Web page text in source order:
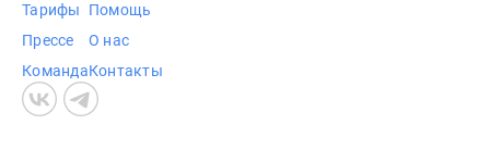
Тарифы
Прессе
Команда
Помощь
О нас
Контакты